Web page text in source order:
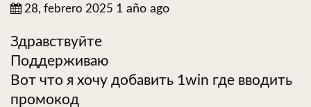
28, febrero 2025 1 año ago
Здравствуйте
Поддерживаю
Вот что я хочу добавить 1win где вводить
промокод